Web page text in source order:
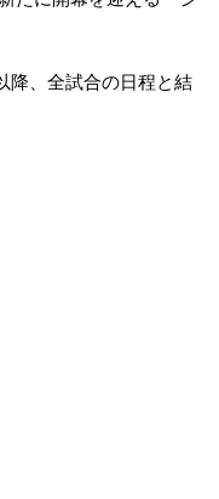
降、全試合の日程と結